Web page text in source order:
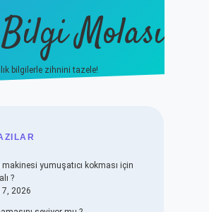
Molası
bilgilerle zihnini tazele!
yumuşatıcı kokması için
?
2026